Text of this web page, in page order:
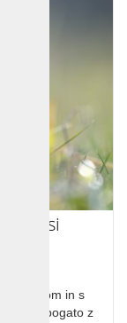
kolesi
s kolesom in s
bogato z